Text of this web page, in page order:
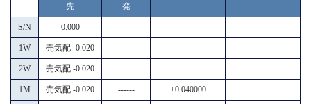
先
発
S/N 0.000
1W 売気配 -0.020
2W 売気配 -0.020
1M 売気配 -0.020 ------ +0.040000